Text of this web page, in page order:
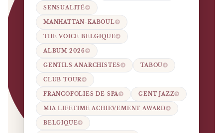
SENSUALITÉ
MANHATTAN-KABOUL
THE VOICE BELGIQUE
ALBUM 2026
GENTILS ANARCHISTES TABOU
CLUB TOUR
FRANCOFOLIES DE SPA GENT JAZZ
MIA LIFETIME ACHIEVEMENT AWARD
BELGIQUE